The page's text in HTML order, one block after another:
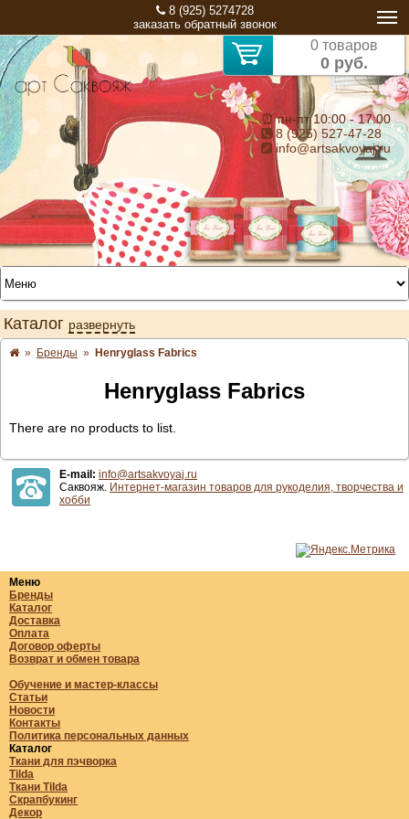
8 (925) 5274728
заказать обратный звонок
0 товаров
0 руб.
⏰ пн-пт 10:00 - 17:00
8 (925) 527-47-28
info@artsakvoyaj.ru
Каталог развернуть
» Бренды » Henryglass Fabrics
Henryglass Fabrics
There are no products to list.
E-mail: info@artsakvoyaj.ru
Саквояж. Интернет-магазин товаров для рукоделия, творчества и
хобби
Меню
Бренды
Каталог
Доставка
Оплата
Договор оферты
Возврат и обмен товара
Обучение и мастер-классы
Статьи
Новости
Контакты
Политика персональных данных
Каталог
Ткани для пэчворка
Tilda
Ткани Tilda
Скрапбукинг
Декор